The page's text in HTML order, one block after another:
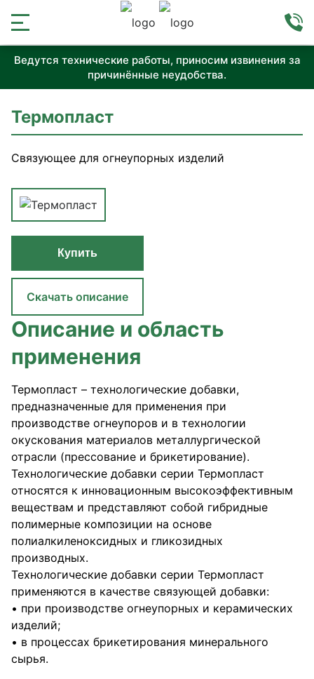
Ведутся технические работы, приносим извинения за
причинённые неудобства.
Термопласт
Связующее для огнеупорных изделий
Купить
Скачать описание
Описание и область
применения
Термопласт – технологические добавки,
предназначенные для применения при
производстве огнеупоров и в технологии
окускования материалов металлургической
отрасли (прессование и брикетирование).
Технологические добавки серии Термопласт
относятся к инновационным высокоэффективным
веществам и представляют собой гибридные
полимерные композиции на основе
полиалкиленоксидных и гликозидных
производных.
Технологические добавки серии Термопласт
применяются в качестве связующей добавки:
• при производстве огнеупорных и керамических
изделий;
• в процессах брикетирования минерального
сырья.